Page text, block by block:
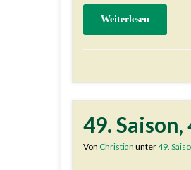
Weiterlesen
49.
Von Christian unter49.